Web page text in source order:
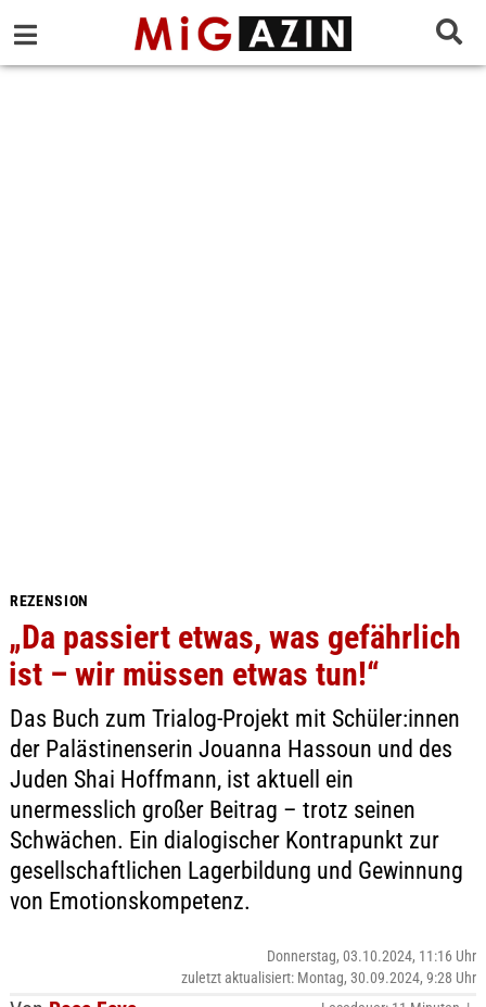
REZENSION
„Da passiert etwas, was gefährlich
ist – wir müssen etwas tun!“
Das Buch zum Trialog-Projekt mit Schüler:innen
der Palästinenserin Jouanna Hassoun und des
Juden Shai Hoffmann, ist aktuell ein
unermesslich großer Beitrag – trotz seinen
Schwächen. Ein dialogischer Kontrapunkt zur
gesellschaftlichen Lagerbildung und Gewinnung
von Emotionskompetenz.
Donnerstag, 03.10.2024, 11:16 Uhr
zuletzt aktualisiert: Montag, 30.09.2024, 9:28 Uhr